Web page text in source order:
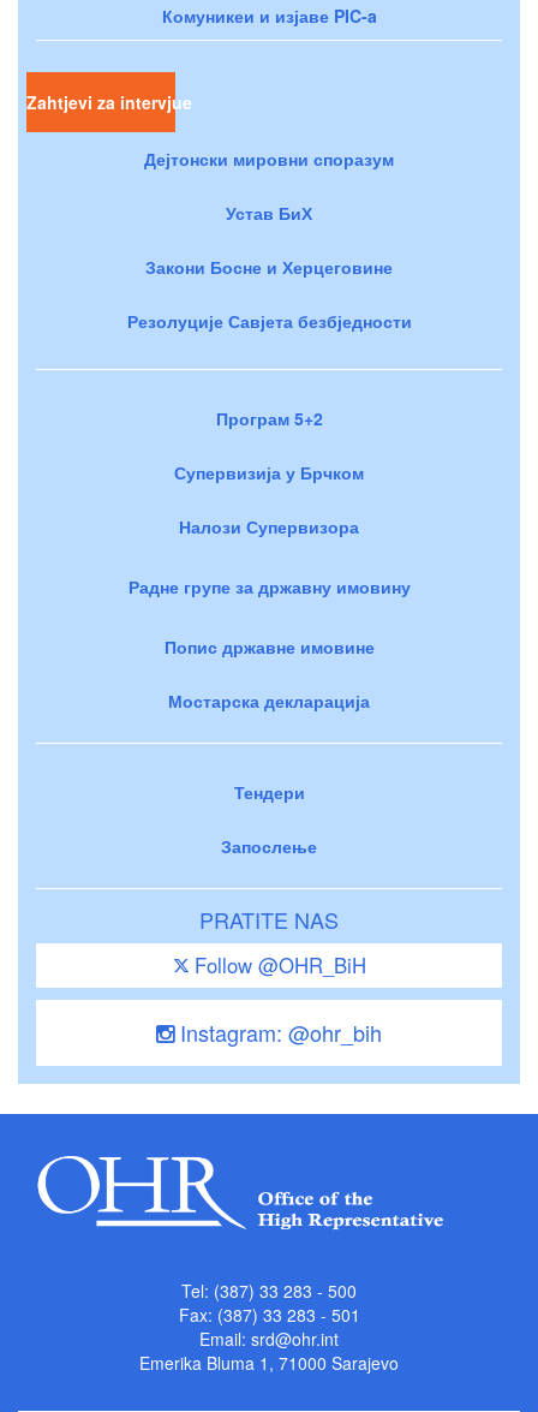
Комуникеи и изјаве PIC-a
Zahtjevi za intervjue
Дејтонски мировни споразум
Устав БиХ
Закони Босне и Херцеговине
Резолуције Савјета безбједности
Програм 5+2
Супервизија у Брчком
Налози Супервизора
Радне групе за државну имовину
Попис државне имовине
Мостарска декларација
Тендери
Запослење
PRATITE NAS
Follow @OHR_BiH
Instagram: @ohr_bih
Tel: (387) 33 283 - 500
Fax: (387) 33 283 - 501
Email: srd@ohr.int
Emerika Bluma 1, 71000 Sarajevo